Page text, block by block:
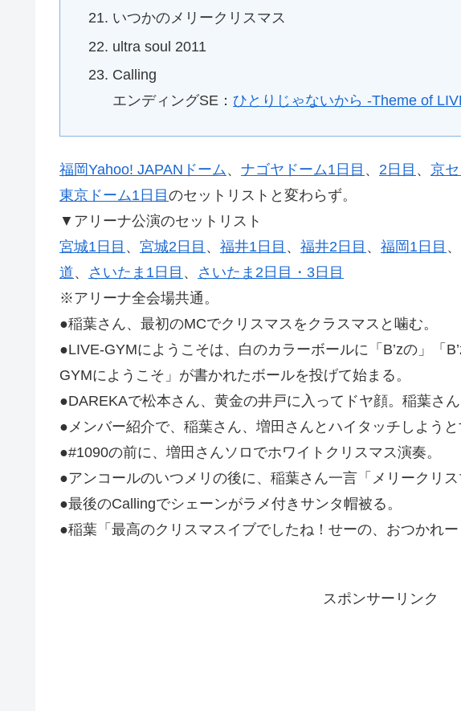
いつかのメリークリスマス
ultra soul 2011
Calling
エンディングSE：ひとりじゃないから -Theme of
福岡Yahoo! JAPANドーム、 ナゴヤドーム1日目 、 2日目 、 京
東京ドーム1日目 のセットリストと変わらず。
▼アリーナ公演のセットリスト
宮城1日目 、 宮城2日目 、 福井1日目 、 福井2日目 、 福岡1日目 、
道、 さいたま1日目 、 さいたま2日目・3日目
※アリーナ全会場共通。
●稲葉さん、最初のMCでクリスマスをクラスマスと噛む。
●LIVE-GYMにようこそは、白のカラーボールに「B’zの」「
GYMにようこそ」が書かれたボールを投げて始まる。
●DAREKAで松本さん、黄金の井戸に入ってドヤ顔。稲葉さん
●メンバー紹介で、稲葉さん、増田さんとハイタッチしようと
●#1090の前に、増田さんソロでホワイトクリスマス演奏。
●アンコールのいつメリの後に、稲葉さん一言「メリークリス
●最後のCallingでシェーンがラメ付きサンタ帽被る。
●稲葉「最高のクリスマスイブでしたね！せーの、おつかれー
スポンサーリンク